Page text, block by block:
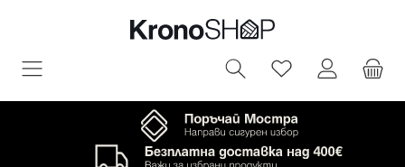
съдържание
Имате 0